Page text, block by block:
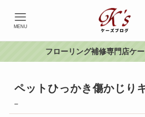
MENU
フローリング補修専門店ケ
ペットひっかき傷かじり
–